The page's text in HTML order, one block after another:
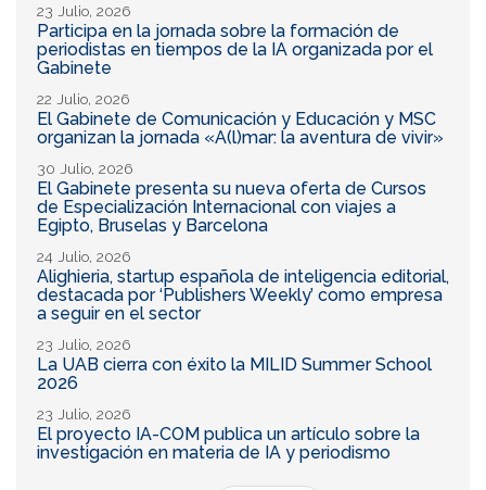
23 Julio, 2026
Participa en la jornada sobre la formación de
periodistas en tiempos de la IA organizada por el
Gabinete
22 Julio, 2026
El Gabinete de Comunicación y Educación y MSC
organizan la jornada «A(l)mar: la aventura de vivir»
30 Julio, 2026
El Gabinete presenta su nueva oferta de Cursos
de Especialización Internacional con viajes a
Egipto, Bruselas y Barcelona
24 Julio, 2026
Alighieria, startup española de inteligencia editorial,
destacada por ‘Publishers Weekly’ como empresa
a seguir en el sector
23 Julio, 2026
La UAB cierra con éxito la MILID Summer School
2026
23 Julio, 2026
El proyecto IA-COM publica un artículo sobre la
investigación en materia de IA y periodismo